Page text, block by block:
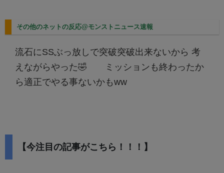
その他のネットの反応@モンストニュース速報
流石にSSぶっ放しで突破突破出来ないから 考
えながらやった🤣 ミッションも終わったか
ら適正でやる事ないかもww
【今注目の記事がこちら！！！】